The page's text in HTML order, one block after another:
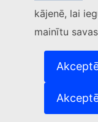
kājenē, lai
mainītu
Sazinieties ar
Ziņot par IT
Valodas mūsu
(Ārēja
Privātuma
Juridisks